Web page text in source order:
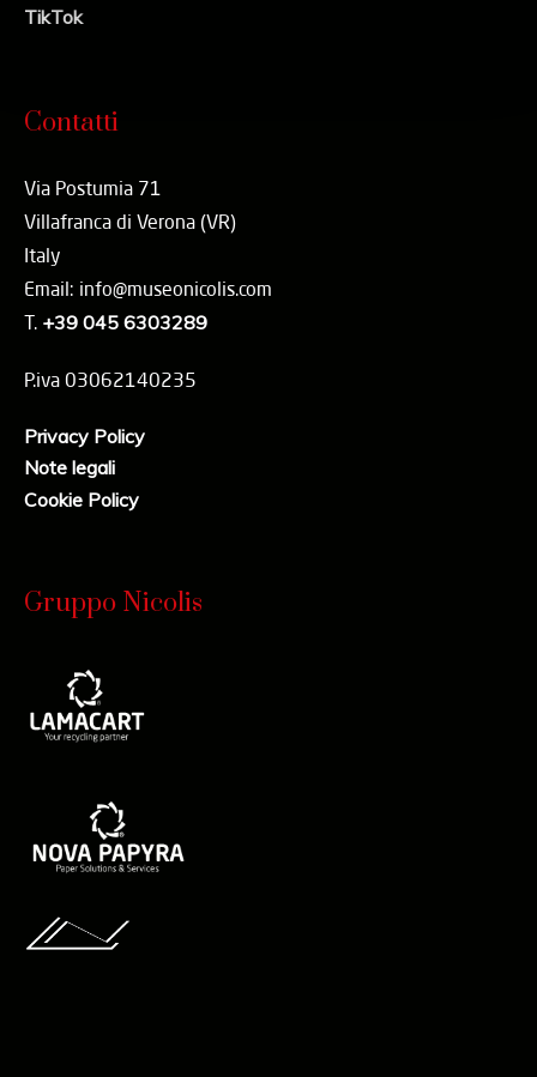
TikTok
Contatti
Via Postumia 71
Villafranca di Verona (VR)
Italy
Email: info@museonicolis.com
T. +39 045 6303289
P.iva 03062140235
Privacy Policy
Note legali
Cookie Policy
Gruppo Nicolis